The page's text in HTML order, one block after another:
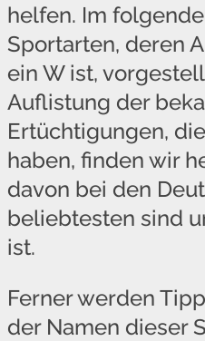
helfen. Im
Sportarten, deren
ein W ist,
Auflistung der
Ertüchtigungen,
haben, finden wir
davon bei den
beliebtesten sind
ist.
Ferner werden
der Namen dieser